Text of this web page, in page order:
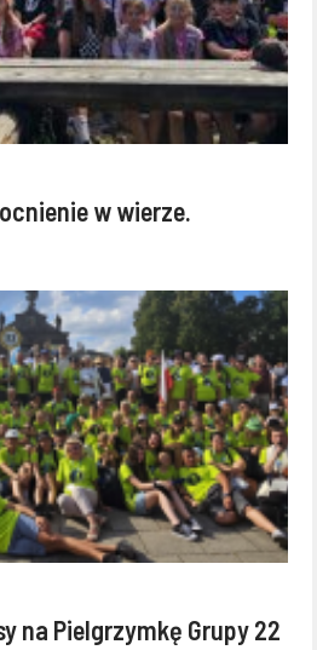
w wierze.
na Pielgrzymkę Grupy 22